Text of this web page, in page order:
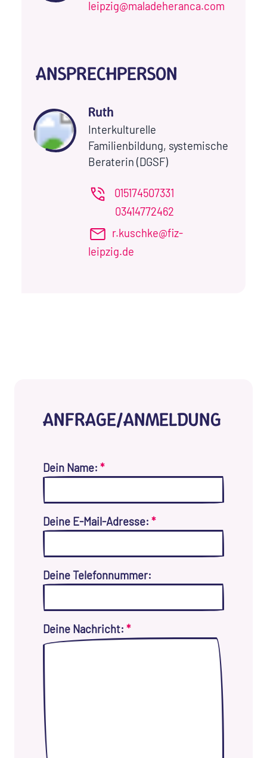
leipzig@maladeheranca.com
ANSPRECHPERSON
Ruth
Interkulturelle
Familienbildung, systemische
Beraterin (DGSF)
015174507331
03414772462
r.kuschke@fiz-
leipzig.de
ANFRAGE/ANMELDUNG
Dein Name: *
Deine E-Mail-Adresse: *
Deine Telefonnummer:
Deine Nachricht: *